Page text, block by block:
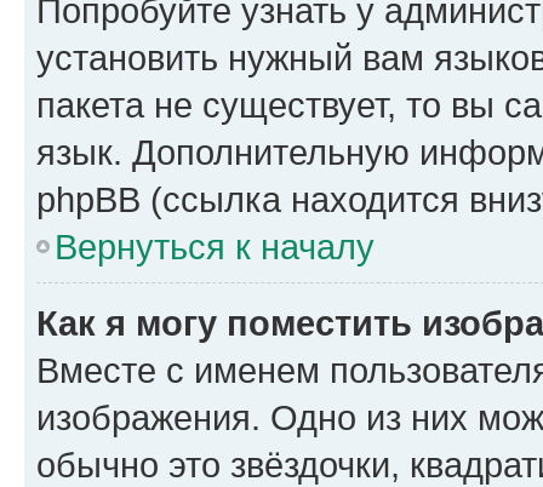
Попробуйте узнать у
установить нужный вам
пакета не существует, то вы
язык. Дополнительную
phpBB (ссылка находится
Вернуться к началу
Как я могу поместить
Вместе с именем
изображения. Одно из них
обычно это звёздочки,